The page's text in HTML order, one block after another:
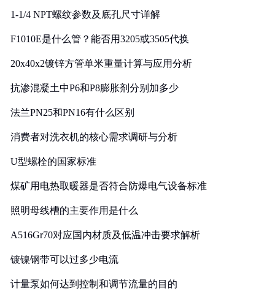
1-1/4 NPT螺纹参数及底孔尺寸详解
F1010E是什么管？能否用3205或3505代换
20x40x2镀锌方管单米重量计算与应用分析
抗渗混凝土中P6和P8膨胀剂分别加多少
法兰PN25和PN16有什么区别
消费者对洗衣机的核心需求调研与分析
U型螺栓的国家标准
煤矿用电热取暖器是否符合防爆电气设备标准
照明母线槽的主要作用是什么
A516Gr70对应国内材质及低温冲击要求解析
镀镍钢带可以过多少电流
计量泵如何达到控制和调节流量的目的